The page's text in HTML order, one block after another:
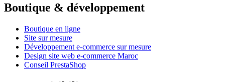
Boutique & développement
Boutique en ligne
Site sur mesure
Développement e-commerce sur mesure
Design site web e-commerce Maroc
Conseil PrestaShop